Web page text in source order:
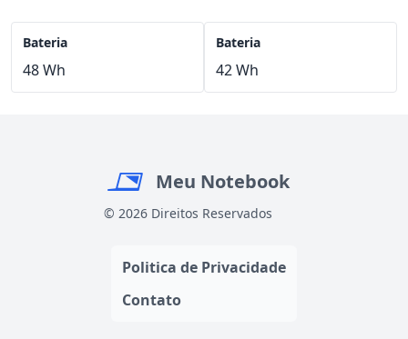
Bateria
48 Wh
Bateria
42 Wh
Meu Notebook
© 2026 Direitos Reservados
Politica de Privacidade
Contato